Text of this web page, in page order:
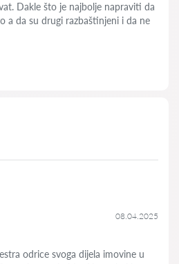
Dakle što je najbolje napraviti da
a da su drugi razbaštinjeni i da ne
08.04.2025
odrice svoga dijela imovine u